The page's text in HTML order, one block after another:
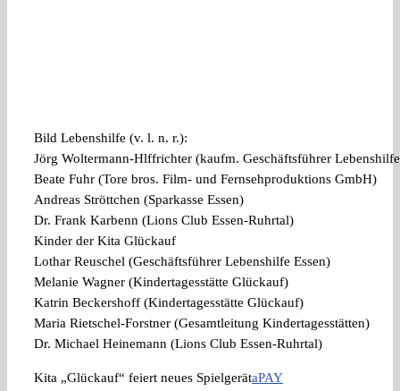
Bild Lebenshilfe (v. l. n. r.):
Jörg Woltermann-Hlffrichter (kaufm. Geschäftsführer
Beate Fuhr (Tore bros. Film- und Fernsehproduktions GmbH)
Andreas Ströttchen (Sparkasse Essen)
Dr. Frank Karbenn (Lions Club Essen-Ruhrtal)
Kinder der Kita Glückauf
Lothar Reuschel (Geschäftsführer Lebenshilfe Essen)
Melanie Wagner (Kindertagesstätte Glückauf)
Katrin Beckershoff (Kindertagesstätte Glückauf)
Maria Rietschel-Forstner (Gesamtleitung Kindertagesstätten)
Dr. Michael Heinemann (Lions Club Essen-Ruhrtal)
Kita „Glückauf“ feiert neues SpielgerätaPAY